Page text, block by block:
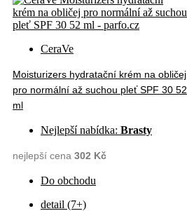
CeraVe
Moisturizers hydratační krém na obličej
pro normální až suchou pleť SPF 30 52
ml
Nejlepší nabídka: Brasty
nejlepší cena 302 Kč
Do obchodu
detail (7+)